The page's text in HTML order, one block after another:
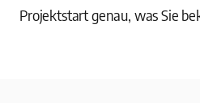
Projektstart genau, was Sie